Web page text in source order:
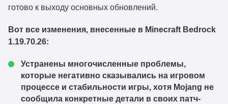
готово к выходу основных обновлений.
Вот все изменения, внесенные в Minecraft Bedrock
1.19.70.26:
Устранены многочисленные проблемы,
которые негативно сказывались на игровом
процессе и стабильности игры, хотя Mojang не
сообщила конкретные детали в своих патч-